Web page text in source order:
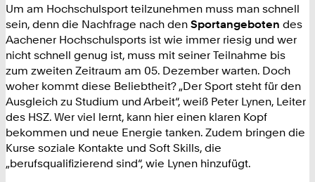
Um am Hochschulsport teilzunehmen muss man schnell
sein, denn die Nachfrage nach den Sportangeboten des
Aachener Hochschulsports ist wie immer riesig und wer
nicht schnell genug ist, muss mit seiner Teilnahme bis
zum zweiten Zeitraum am 05. Dezember warten. Doch
woher kommt diese Beliebtheit? „Der Sport steht für den
Ausgleich zu Studium und Arbeit“, weiß Peter Lynen, Leiter
des HSZ. Wer viel lernt, kann hier einen klaren Kopf
bekommen und neue Energie tanken. Zudem bringen die
Kurse soziale Kontakte und Soft Skills, die
„berufsqualifizierend sind“, wie Lynen hinzufügt.